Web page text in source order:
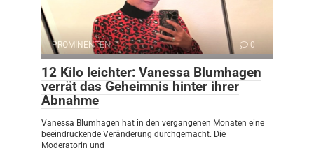
PROMINENTEN 0
12 Kilo leichter: Vanessa Blumhagen
verrät das Geheimnis hinter ihrer
Abnahme
Vanessa Blumhagen hat in den vergangenen Monaten eine
beeindruckende Veränderung durchgemacht. Die
Moderatorin und